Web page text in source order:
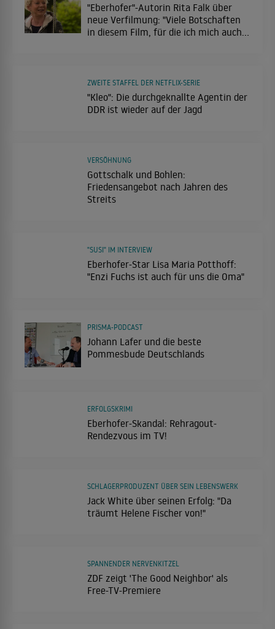
"Eberhofer"-Autorin Rita Falk über
neue Verfilmung: "Viele Botschaften
in diesem Film, für die ich mich auch
"Kleo": Die durchgeknallte Agentin der
DDR ist wieder auf der Jagd
ZWEITE STAFFEL DER NETFLIX-SERIE
Gottschalk und Bohlen:
Friedensangebot nach Jahren des
Streits
VERSÖHNUNG
Eberhofer-Star Lisa Maria Potthoff:
"Enzi Fuchs ist auch für uns die Oma"
"SUSI" IM INTERVIEW
Johann Lafer und die beste
Pommesbude Deutschlands
PRISMA-PODCAST
Eberhofer-Skandal: Rehragout-
Rendezvous im TV!
ERFOLGSKRIMI
Jack White über seinen Erfolg: "Da
träumt Helene Fischer von!"
SCHLAGERPRODUZENT ÜBER SEIN LEBENSWERK
ZDF zeigt 'The Good Neighbor' als
Free-TV-Premiere
SPANNENDER NERVENKITZEL